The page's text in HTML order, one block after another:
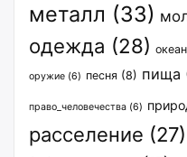
металл (33)
одежда (28) океан
оружие (6) песня (8) пища
право_человечества (6)
расселение (27)